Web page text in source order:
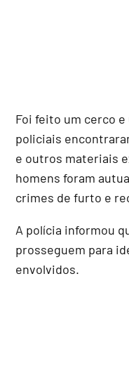
Foi feito um cerco e
policiais
e outros materiais
homens foram
crimes de furto e
A polícia informou
prosseguem para
envolvidos.